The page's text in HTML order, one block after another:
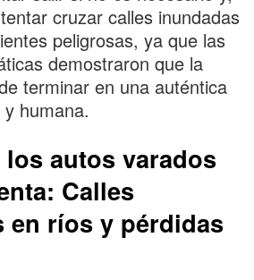
cruzar calles inundadas
peligrosas, ya que las
demostraron que la
terminar en una auténtica
humana.
autos varados
Calles
en ríos y pérdidas